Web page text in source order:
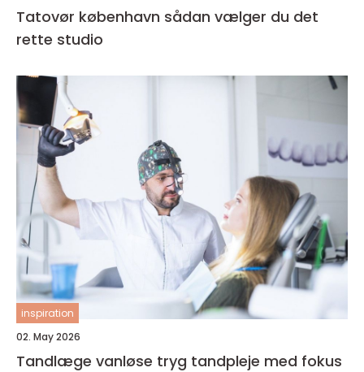
Tatovør københavn sådan vælger du det
rette studio
inspiration
02. May 2026
Tandlæge vanløse tryg tandpleje med fokus